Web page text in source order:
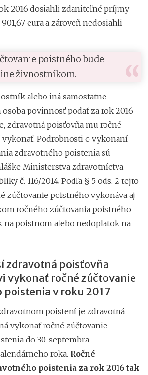
2016 dosiahli zdaniteľné príjmy
eura a zároveň nedosiahli
poistného bude
živnostníkom.
alebo iná samostatne
povinnosť podať za rok 2016
zdravotná poisťovňa mu ročné
vykonať. Podrobnosti o vykonaní
zdravotného poistenia sú
Ministerstva zdravotníctva
č. 116/2014. Podľa § 5 ods. 2 tejto
zúčtovanie poistného vykonáva aj
ročného zúčtovania poistného
na poistnom alebo nedoplatok na
zdravotná poisťovňa
vykonať ročné zúčtovanie
v roku 2017
poistení je zdravotná
vykonať ročné zúčtovanie
do 30. septembra
roka. Ročné
poistenia za rok 2016 tak